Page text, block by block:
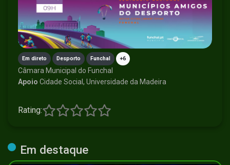
Em direto Desporto Funchal +6
Câmara Municipal do Funchal
Apoio Cidade Social, Universidade da Madeira
Rating:
Em destaque